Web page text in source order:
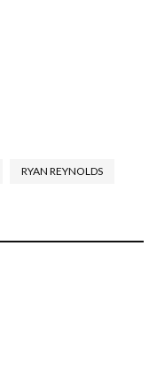
RYAN REYNOLDS